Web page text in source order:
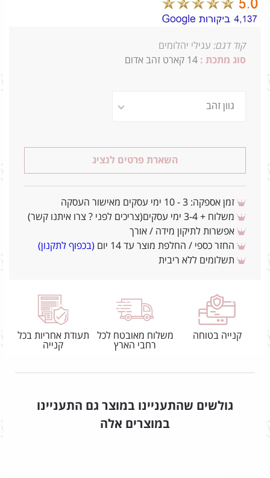
קוד דגם: עגילי יהלומים
סוג מתכת :
השארת פרטים לנציג
זמן אספקה: 3 - 10 ימי עסקים מאישור העסקה
משלוח + 3-4 ימי עסקים(צריכים לפני ? צרו איתנו קשר)
אפשרות לתיקון מידה / אורך
החזר כספי / החלפת מוצר עד 14 יום
(בכפוף לתקנון)
תשלומים ללא ריבית
קנייה בטוחה
משלוח מאובטח לכל
רחבי הארץ
תעודת אחריות בכל
קנייה
גולשים שהתעניינו במוצר גם התעניינו
במוצרים אלה